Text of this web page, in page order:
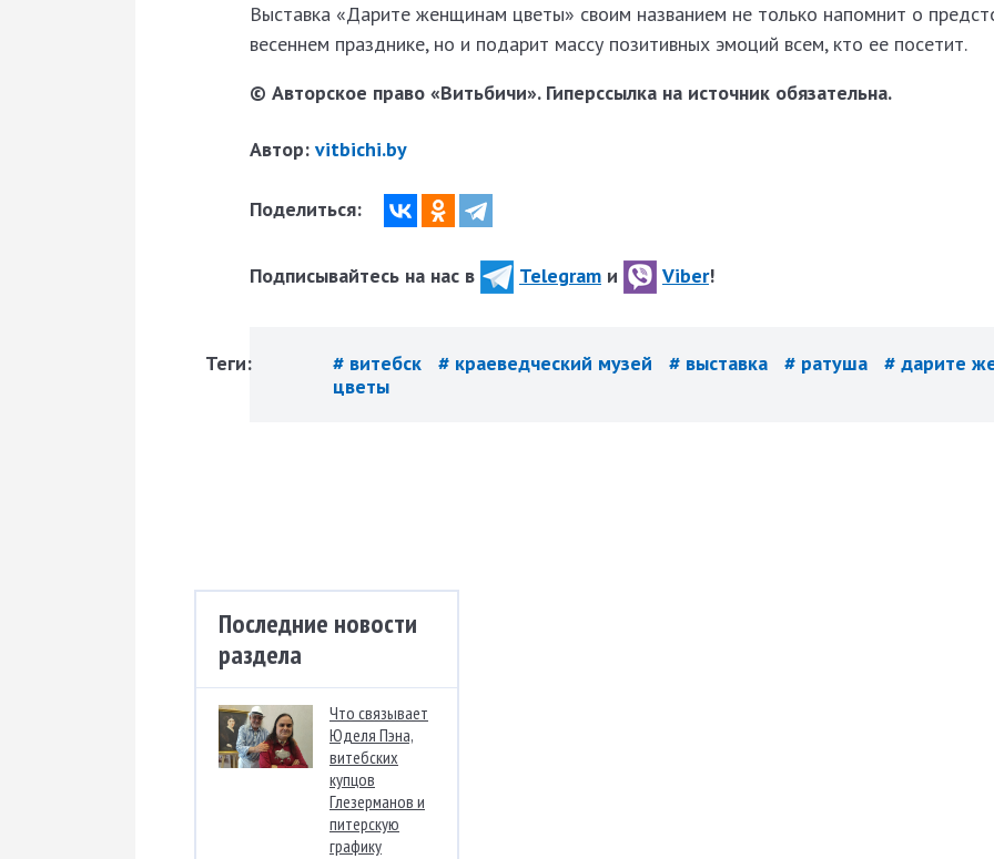
Выставка «Дарите женщинам цветы» своим названием не только напомнит о
весеннем празднике, но и подарит массу позитивных эмоций всем, кто ее посетит.
© Авторское право «Витьбичи». Гиперссылка на источник обязательна.
Автор: vitbichi.by
Поделиться:
Подписывайтесь на нас в Telegram и Viber!
Теги: # витебск # краеведческий музей # выставка # ратуша
# дарите
цветы
Последние новости
раздела
Что связывает
Юделя Пэна,
витебских
купцов
Глезерманов и
питерскую
графику